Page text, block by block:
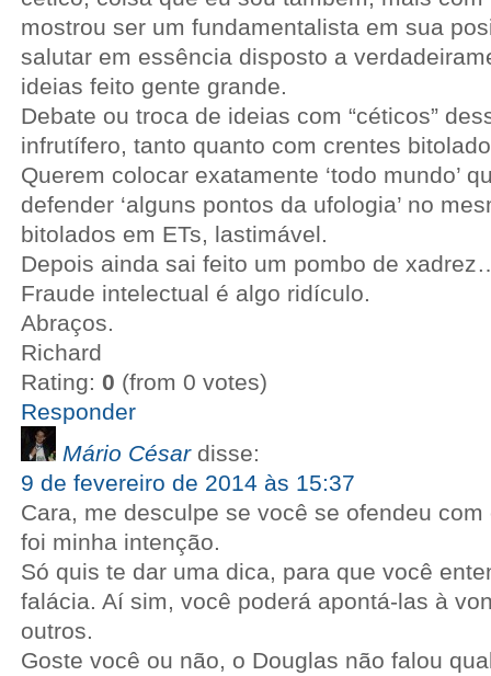
mostrou ser um fundamentalista em sua
salutar em essência disposto a
ideias feito gente grande.
Debate ou troca de ideias com “céticos”
infrutífero, tanto quanto com crentes
Querem colocar exatamente ‘todo mundo’
defender ‘alguns pontos da ufologia’ no
bitolados em ETs, lastimável.
Depois ainda sai feito um pombo de
Fraude intelectual é algo ridículo.
Abraços.
Richard
Rating: 0 (from 0 votes)
Responder
Mário César disse:
9 de fevereiro de 2014 às 15:37
Cara, me desculpe se você se ofendeu
foi minha intenção.
Só quis te dar uma dica, para que você
falácia. Aí sim, você poderá apontá-las à
outros.
Goste você ou não, o Douglas não falou